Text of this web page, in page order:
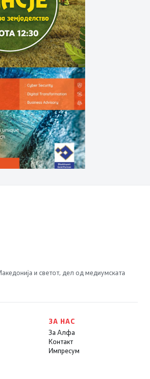
и светот, дел од медиумската
ЗА НАС
За Алфа
Контакт
Импресум